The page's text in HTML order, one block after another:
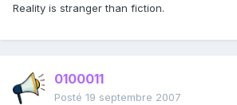
Reality is stranger than fiction.
0100011
Posté 19 septembre 2007